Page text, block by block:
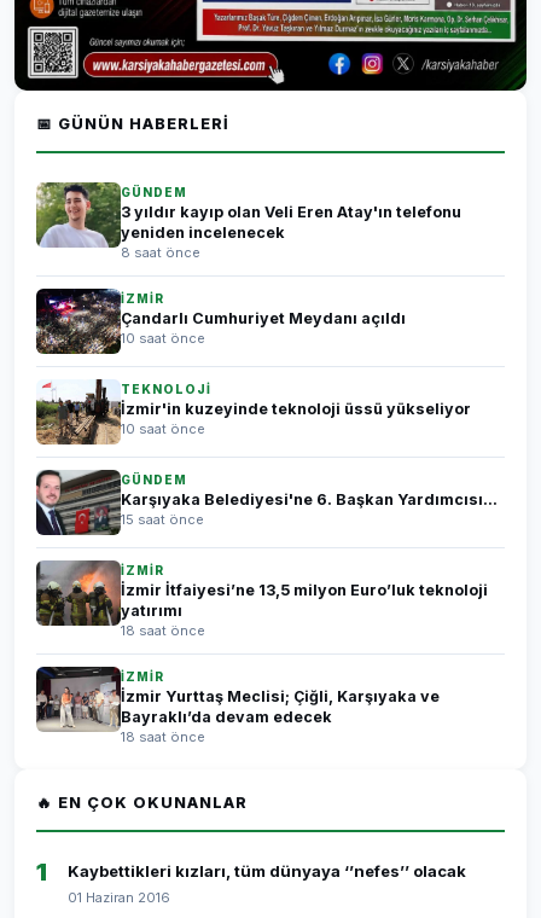
📅 GÜNÜN HABERLERI
GÜNDEM
3 yıldır kayıp olan Veli Eren Atay'ın telefonu
yeniden incelenecek
8 saat önce
İZMİR
Çandarlı Cumhuriyet Meydanı açıldı
10 saat önce
TEKNOLOJİ
İzmir'in kuzeyinde teknoloji üssü yükseliyor
10 saat önce
GÜNDEM
Karşıyaka Belediyesi'ne 6. Başkan Yardımcısı...
15 saat önce
İZMİR
İzmir İtfaiyesi’ne 13,5 milyon Euro’luk teknoloji
yatırımı
18 saat önce
İZMİR
İzmir Yurttaş Meclisi; Çiğli, Karşıyaka ve
Bayraklı’da devam edecek
18 saat önce
🔥 EN ÇOK OKUNANLAR
1 Kaybettikleri kızları, tüm dünyaya ‘’nefes’’ olacak
01 Haziran 2016